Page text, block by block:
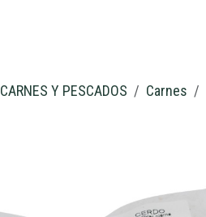
CARNES Y PESCADOS Carnes